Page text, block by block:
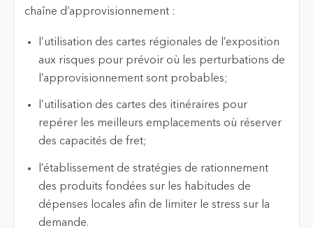
chaîne d’approvisionnement :
l’utilisation des cartes régionales de l’exposition
aux risques pour prévoir où les perturbations de
l’approvisionnement sont probables;
l’utilisation des cartes des itinéraires pour
repérer les meilleurs emplacements où réserver
des capacités de fret;
l’établissement de stratégies de rationnement
des produits fondées sur les habitudes de
dépenses locales afin de limiter le stress sur la
demande.